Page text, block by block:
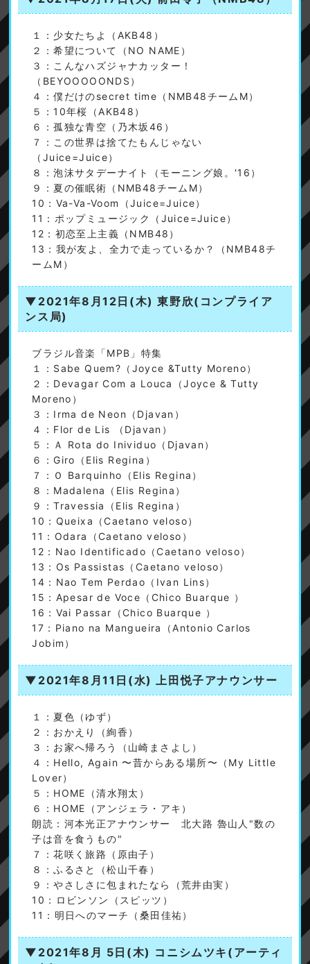
１：少女たちよ（AKB48）
２：希望について（NO NAME）
３：こんなハズジャナカッター！
（BEYOOOOONDS）
４：僕だけのsecret time（NMB48チームM）
５：10年桜（AKB48）
６：孤独な青空（乃木坂46）
７：この世界は捨てたもんじゃない
（Juice=Juice）
８：泡沫サタデーナイト（モーニング娘。'16）
９：夏の催眠術（NMB48チームM）
10：Va-Va-Voom（Juice=Juice）
11：ポップミュージック（Juice=Juice）
12：初恋至上主義（NMB48）
13：我が友よ、全力で走っているか？（NMB48チ
ームM）
▼2021年8月12日(木) 東野欣(コンプライア
ンス局)
ブラジル音楽「MPB」特集
１：Sabe Quem?（Joyce &Tutty Moreno）
２：Devagar Com a Louca（Joyce & Tutty
Moreno）
３：Irma de Neon（Djavan）
４：Flor de Lis （Djavan）
５：Ａ Rota do Inividuo（Djavan）
６：Giro（Elis Regina）
７：Ｏ Barquinho（Elis Regina）
８：Madalena（Elis Regina）
９：Travessia（Elis Regina）
10：Queixa（Caetano veloso）
11：Odara（Caetano veloso）
12：Nao Identificado（Caetano veloso）
13：Os Passistas（Caetano veloso）
14：Nao Tem Perdao（Ivan Lins）
15：Apesar de Voce（Chico Buarque ）
16：Vai Passar（Chico Buarque ）
17：Piano na Mangueira（Antonio Carlos
Jobim）
▼2021年8月11日(水) 上田悦子アナウンサー
１：夏色（ゆず）
２：おかえり（絢香）
３：お家へ帰ろう（山崎まさよし）
４：Hello, Again 〜昔からある場所〜（My Little
Lover）
５：HOME（清水翔太）
６：HOME（アンジェラ・アキ）
朗読：河本光正アナウンサー 北大路 魯山人"数の
子は音を食うもの"
７：花咲く旅路（原由子）
８：ふるさと（松山千春）
９：やさしさに包まれたなら（荒井由実）
10：ロビンソン（スピッツ）
11：明日へのマーチ（桑田佳祐）
▼2021年8月 5日(木) コニシムツキ(アーティ